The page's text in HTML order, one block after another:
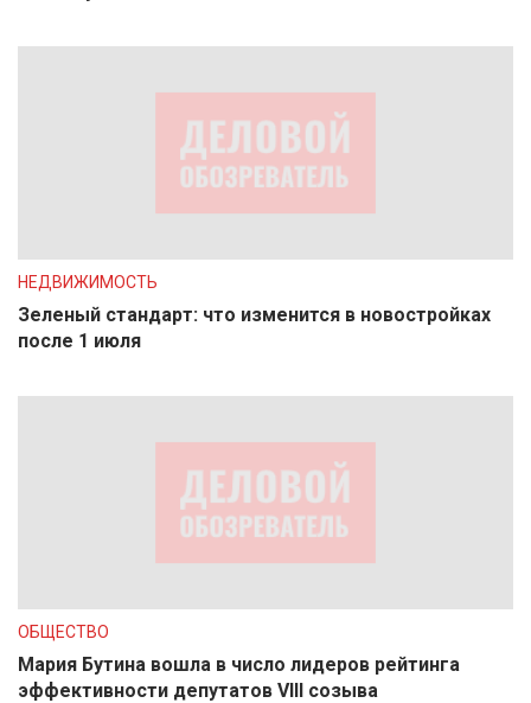
НЕДВИЖИМОСТЬ
Зеленый стандарт: что изменится в новостройках
после 1 июля
ОБЩЕСТВО
Мария Бутина вошла в число лидеров рейтинга
эффективности депутатов VIII созыва